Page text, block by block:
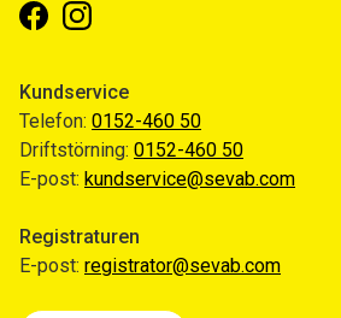
FacebookInstagram
Kundservice
Telefon: 0152-460 50
Driftstörning: 0152-460 50
E-post: kundservice@sevab.com
Registraturen
E-post: registrator@sevab.com